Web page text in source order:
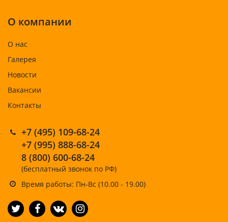
О компании
О нас
Галерея
Новости
Вакансии
Контакты
+7 (495) 109-68-24
+7 (995) 888-68-24
8 (800) 600-68-24
(бесплатный звонок по РФ)
Время работы: Пн-Вс (10.00 - 19.00)